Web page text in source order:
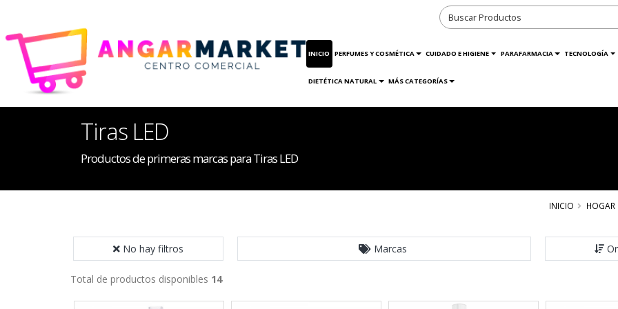
INICIO PERFUMES Y COSMÉTICA CUIDADO E HIGIENE PARAFARMACIA TECNOLOGÍA
DIETÉTICA NATURAL MÁS CATEGORÍAS
Tiras LED
Productos de primeras marcas para Tiras LED
INICIO HOGAR
No hay filtros Marcas
Total de productos disponibles 14